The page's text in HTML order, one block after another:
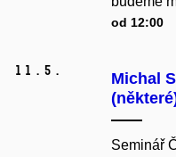
od 12:00
11. 5.
Michal
Seminář